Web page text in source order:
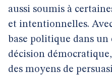
aussi soumis à
et intentionnelles.
base politique dans
décision
des moyens de